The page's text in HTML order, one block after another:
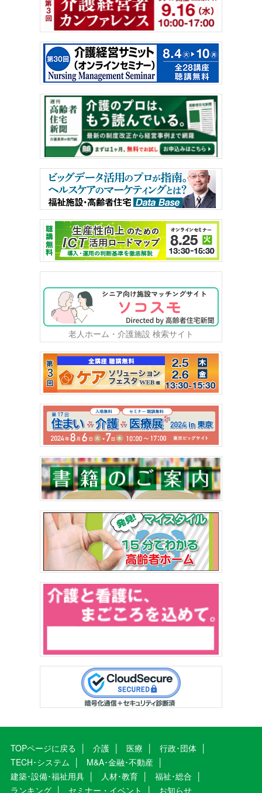
老人ホーム・介護施設 検索サイト
TOPページに戻る 介護 医療
行政･団体
TECH･システム
M&A･金融･不動産
建築･設備･福祉用具
人材･教育
福祉･総合
ランキング
セミナー・イベント お知らせ